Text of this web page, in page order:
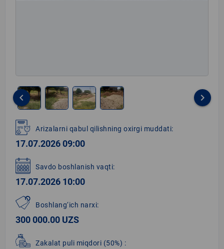
1
of
4
keyboard_arrow_left keyboard_arrow_right
Arizalarni qabul qilishning oxirgi muddati:
17.07.2026 09:00
Savdo boshlanish vaqti:
17.07.2026 10:00
Boshlang‘ich narxi:
300 000.00 UZS
Zakalat puli miqdori (50%) :